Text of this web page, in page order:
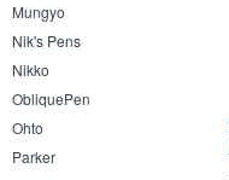
Mungyo
Nik's Pens
Nikko
ObliquePen
Ohto
Parker